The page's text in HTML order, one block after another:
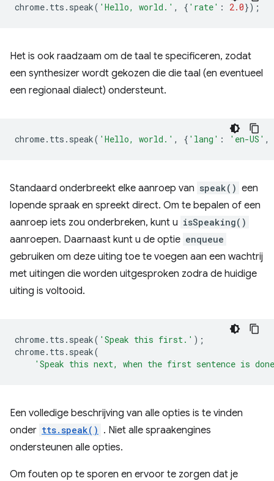
chrome. tts . speak( 'Hello, world.' , { 'rate' : 2.0});
Het is ook raadzaam om de taal te specificeren, zodat
een synthesizer wordt gekozen die die taal (en eventueel
een regionaal dialect) ondersteunt.
chrome. tts . speak( 'Hello, world.' , { 'lang' : 'en-US' ,
Standaard onderbreekt elke aanroep van speak() een
lopende spraak en spreekt direct. Om te bepalen of een
aanroep iets zou onderbreken, kunt u isSpeaking()
aanroepen. Daarnaast kunt u de optie enqueue
gebruiken om deze uiting toe te voegen aan een wachtrij
met uitingen die worden uitgesproken zodra de huidige
uiting is voltooid.
chrome. tts . speak( 'Speak this first.' );
chrome. tts . speak(
'Speak this next, when the first sentence is
Een volledige beschrijving van alle opties is te vinden
onder tts.speak() . Niet alle spraakengines
ondersteunen alle opties.
Om fouten op te sporen en ervoor te zorgen dat je